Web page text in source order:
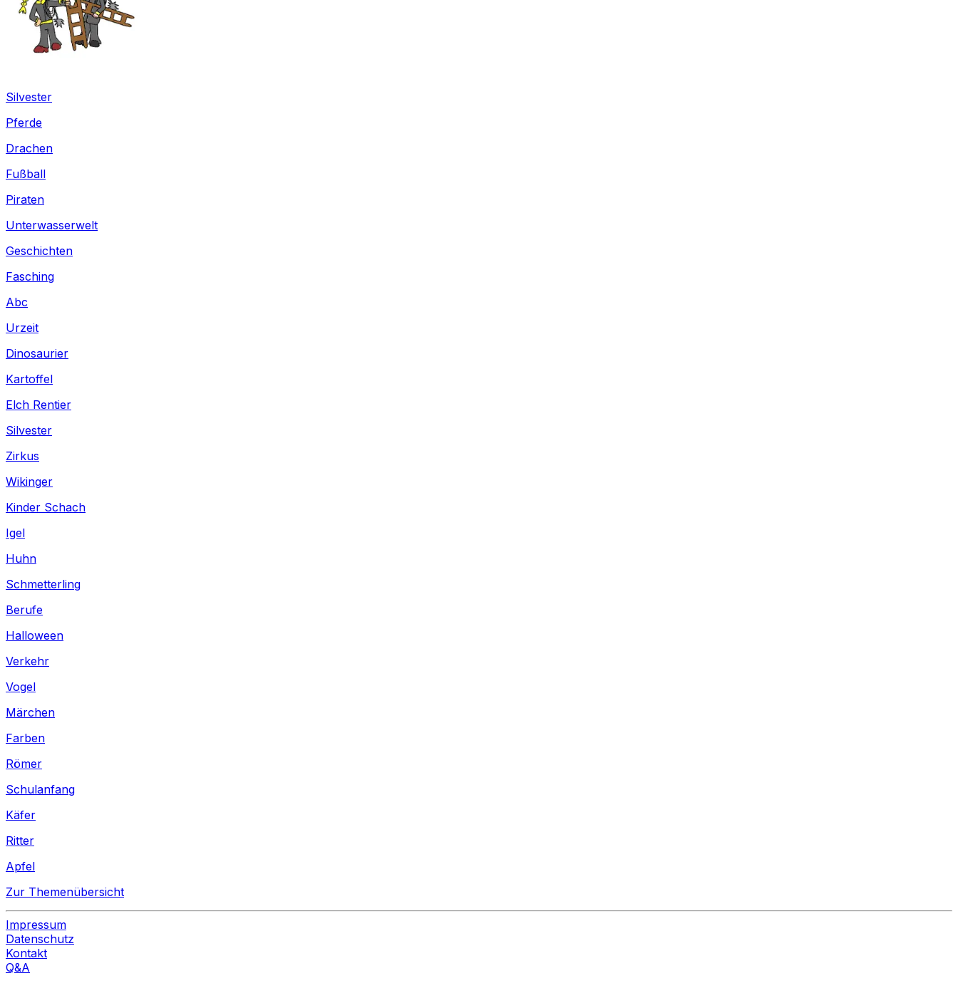
Silvester
Pferde
Drachen
Fußball
Piraten
Unterwasserwelt
Geschichten
Fasching
Abc
Urzeit
Dinosaurier
Kartoffel
Elch Rentier
Silvester
Zirkus
Wikinger
Kinder Schach
Igel
Huhn
Schmetterling
Berufe
Halloween
Verkehr
Vogel
Märchen
Farben
Römer
Schulanfang
Käfer
Ritter
Apfel
Zur Themenübersicht
Impressum
Datenschutz
Kontakt
Q&A